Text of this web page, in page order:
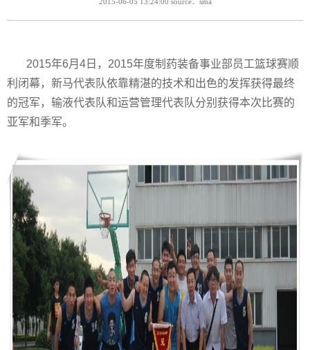
2015年6月 4 日， 2015年度制药装备事业部员工篮球赛顺
利闭幕，新马代表队依靠精湛的技术和出色的发挥获得最终
的冠军，输液代表队和运营管理代表队分别获得本次比赛的
亚军和季军。